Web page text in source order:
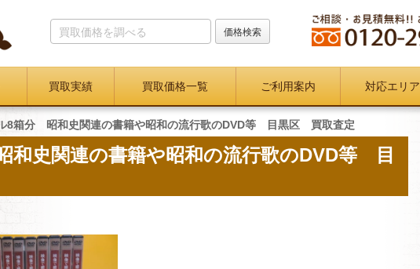
買取実績 買取価格一覧 ご利用案内 対応エリア
8箱分 昭和史関連の書籍や昭和の流行歌のDVD等 目黒区 買取査定
史関連の書籍や昭和の流行歌のDVD等 目